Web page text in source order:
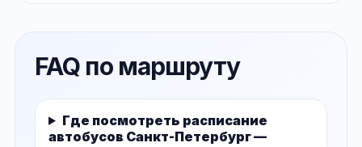
FAQ по маршруту
Где посмотреть расписание
автобусов Санкт-Петербург —